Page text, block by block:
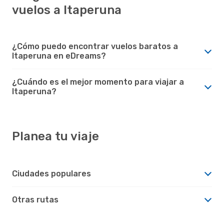
vuelos a Itaperuna
¿Cómo puedo encontrar vuelos baratos a
Itaperuna en eDreams?
¿Cuándo es el mejor momento para viajar a
Itaperuna?
Planea tu viaje
Ciudades populares
Otras rutas